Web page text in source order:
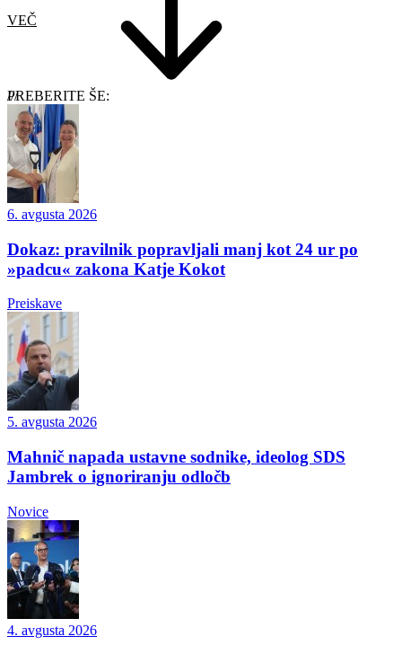
VEČ
PREBERITE ŠE:
6. avgusta 2026
Dokaz: pravilnik popravljali manj kot 24 ur po
»padcu« zakona Katje Kokot
Preiskave
5. avgusta 2026
Mahnič napada ustavne sodnike, ideolog SDS
Jambrek o ignoriranju odločb
Novice
4. avgusta 2026